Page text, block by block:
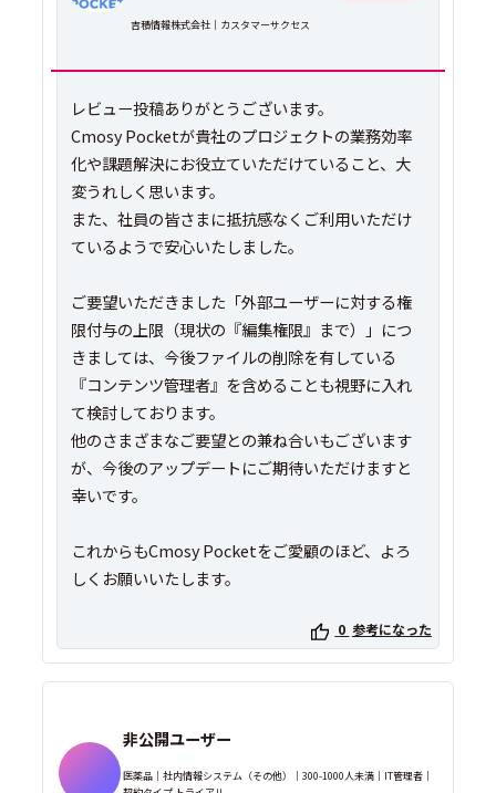
吉積情報株式会社｜カスタマーサクセス
レビュー投稿ありがとうございます。
Cmosy Pocketが貴社のプロジェクトの業務効率
化や課題解決にお役立ていただけていること、大
変うれしく思います。
また、社員の皆さまに抵抗感なくご利用いただけ
ているようで安心いたしました。
ご要望いただきました「外部ユーザーに対する権
限付与の上限（現状の『編集権限』まで）」につ
きましては、今後ファイルの削除を有している
『コンテンツ管理者』を含めることも視野に入れ
て検討しております。
他のさまざまなご要望との兼ね合いもございます
が、今後のアップデートにご期待いただけますと
幸いです。
これからもCmosy Pocketをご愛顧のほど、よろ
しくお願いいたします。
0 参考になった
非公開ユーザー
医薬品｜社内情報システム（その他）｜300-1000人未満｜IT管理者｜